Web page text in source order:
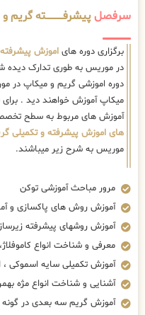
سرفصلپیشرفــــــــــــته
برگزاری دوره های اموزش
در موریس به طوری تدارک دیده
دوره اموزشی گریم و میکاپ در
میکاپ آموزش خواهند دید .
آموزش های مربوط به سطح
های اموزش پیشرفته و تکمیلی
موریس به شرح زیر میباشند.
مرور مباحث آموزشی توکن
آموزش روش های پاکسازی و
آموزش روشهای پیشرفته
معرفی و شناخت انواع
آموزش تکمیلی سایه اسموکی ،
آشنایی و شناخت انواع مژه
آموزش گریم سه بعدی در گونه